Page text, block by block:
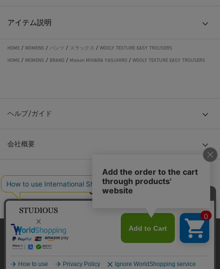
アイテム説明
HOME / WOMENS / パンツ / スラックス / WOOLY TEXTURE EASY TROUSERS
HOME / WOMENS / BRAND / Maison MIHARA YASUHIRO / WOOLY TEXTURE EASY TROUSERS
ヘルプ/ガイド
会社概要
© TOKYO BASE CO., LTD
当サイトはクッキー(cookie)を使用します。クッキーはサイト内
の一部の機能および、サイトの使用状況の分析からマーケティ
ング活動に利用することを目的としています。
プライバシーポリシーはこちら